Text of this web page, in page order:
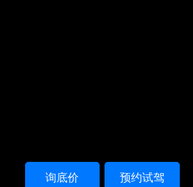
预约试驾
询底价